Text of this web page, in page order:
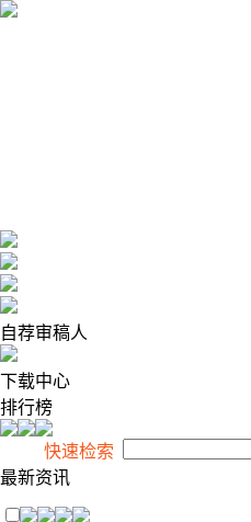
自荐审稿人
下载中心
排行榜
快速检索
最新资讯